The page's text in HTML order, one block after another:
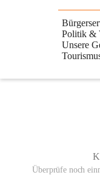
Politik &
Unsere
Beste Resultate
Suchergebnisse
gefunden
Überprüfe noch